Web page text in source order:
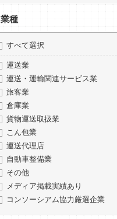
業種
すべて選択
運送業
運送・運輸関連サービス業
旅客業
倉庫業
貨物運送取扱業
こん包業
運送代理店
自動車整備業
その他
メディア掲載実績あり
コンソーシアム協力厳選企業